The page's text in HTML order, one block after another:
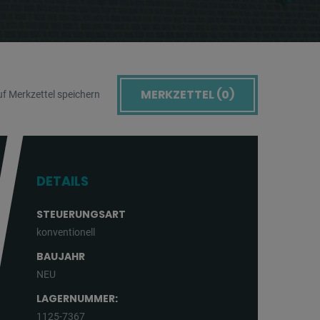
Merkzettel speichern MERKZETTEL (0)
DETAILS
STEUERUNGSART
konventionell
BAUJAHR
NEU
LAGERNUMMER:
1125-7367